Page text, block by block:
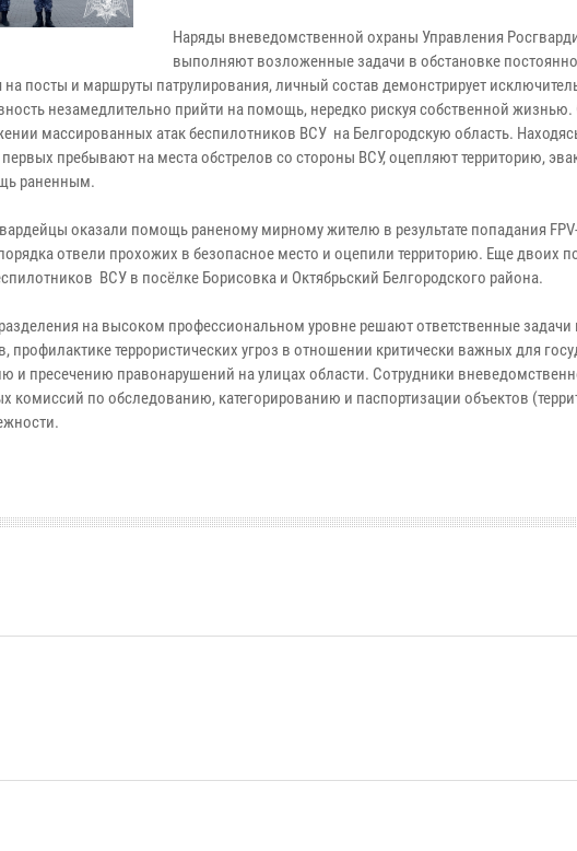
Наряды вневедомственной охраны Управления
выполняют возложенные задачи в обстановке
посты и маршруты патрулирования, личный состав демонстрирует
незамедлительно прийти на помощь, нередко рискуя собственной
массированных атак беспилотников ВСУ на Белгородскую область.
пребывают на места обстрелов со стороны ВСУ, оцепляют территорию,
раненным.
оказали помощь раненому мирному жителю в результате попадания
отвели прохожих в безопасное место и оцепили территорию. Еще двоих
ВСУ в посёлке Борисовка и Октябрьский Белгородского района.
на высоком профессиональном уровне решают ответственные
профилактике террористических угроз в отношении критически важных для
и пресечению правонарушений на улицах области. Сотрудники
комиссий по обследованию, категорированию и паспортизации объектов